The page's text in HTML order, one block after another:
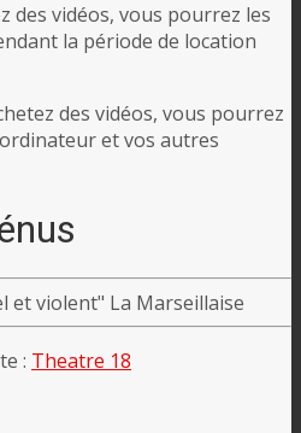
des vidéos, vous pourrez les
la période de location
des vidéos, vous pourrez
et vos autres
et violent" La Marseillaise
: Theatre 18